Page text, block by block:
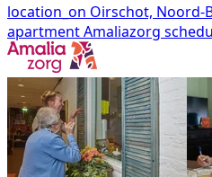
location_on Oirschot, Noord-
apartmentAmaliazorg